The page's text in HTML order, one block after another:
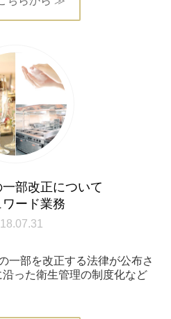
部改正について
ワード業務
一部を改正する法律が公布さ
った衛生管理の制度化など